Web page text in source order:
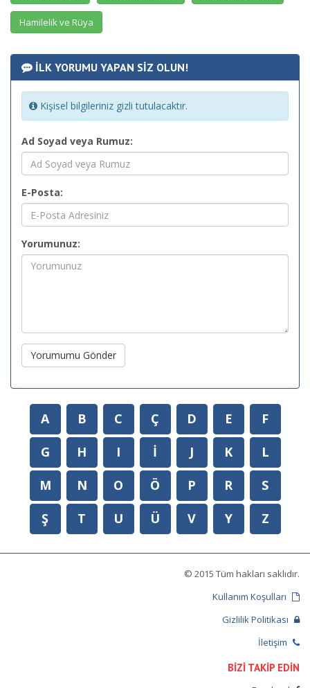
Hamilelik ve Rüya
İLK YORUMU YAPAN SİZ OLUN!
Kişisel bilgileriniz gizli tutulacaktır.
Ad Soyad veya Rumuz:
E-Posta:
Yorumunuz:
Yorumumu Gönder
A B C Ç D E
F
G
H I İ J K
L
M
N O Ö P R
S
Ş
T U Ü V Y Z
© 2015 Tüm hakları saklıdır.
Kullanım Koşulları
Gizlilik Politikası
İletişim
BİZİ TAKİP EDİN